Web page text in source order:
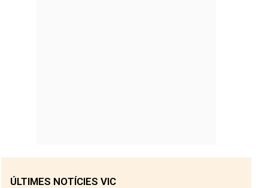
ÚLTIMES NOTÍCIES VIC